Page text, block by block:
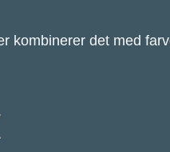
det med